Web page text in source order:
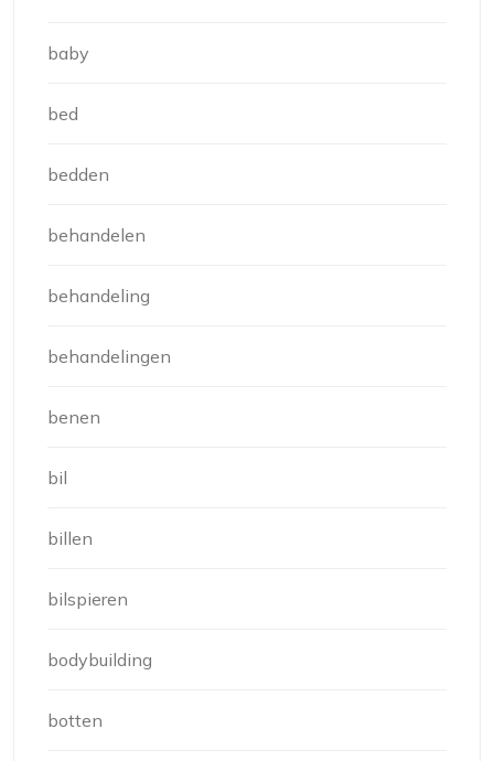
baby
bed
bedden
behandelen
behandeling
behandelingen
benen
bil
billen
bilspieren
bodybuilding
botten